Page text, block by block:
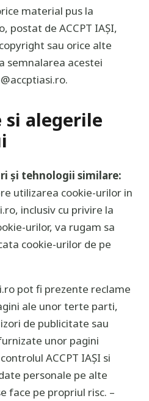
material pus la
postat de ACCPT IAȘI,
sau orice alte
semnalarea acestei
alegerile
și tehnologii similare:
utilizarea cookie-urilor in
inclusiv cu privire la
urilor, va rugam sa
cookie-urilor de pe
pot fi prezente reclame
ale unor terte parti,
de publicitate sau
unor pagini
ACCPT IAȘI si
personale pe alte
face pe propriul risc. –